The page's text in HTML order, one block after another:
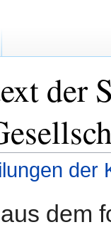
der
der
dem